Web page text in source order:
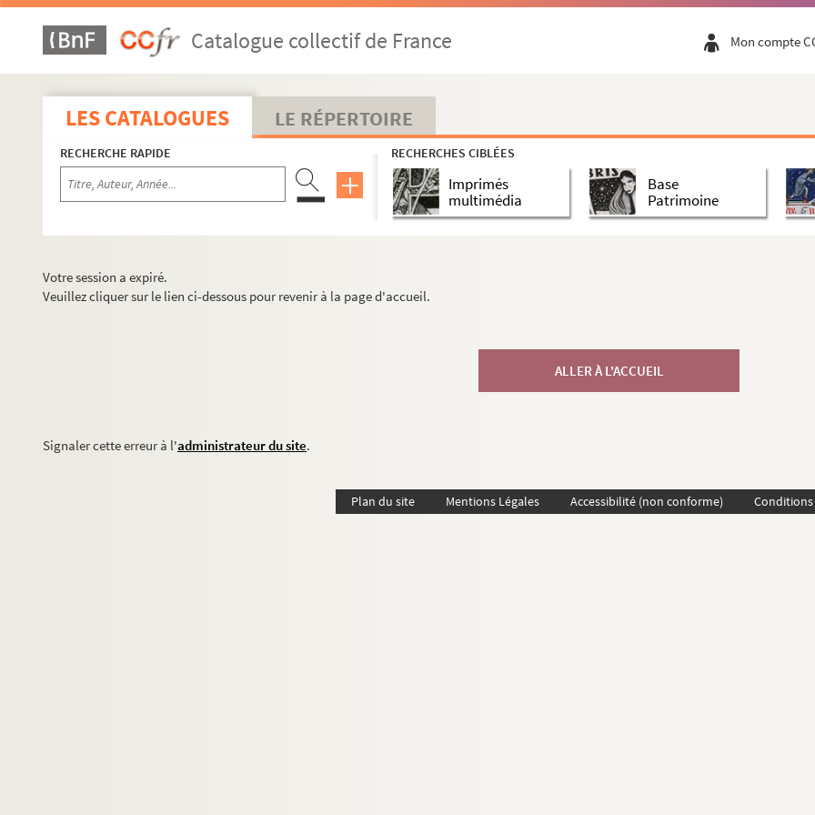
Catalogue collectif de France Mon compte
LES CATALOGUES LE RÉPERTOIRE
RECHERCHE RAPIDE RECHERCHES CIBLÉES
Imprimés
multimédia
Base
Patrimoine
Votre session a expiré.
Veuillez cliquer sur le lien ci-dessous pour revenir à la page d'accueil.
ALLER À L'ACCUEIL
Signaler cette erreur à l'administrateur du site.
Plan du site Mentions Légales Accessibilité (non conforme)